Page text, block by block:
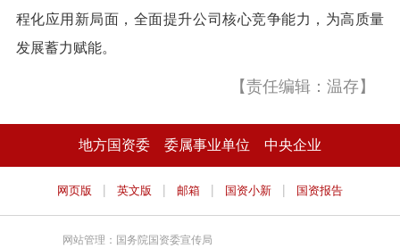
程化应用新局面，全面提升公司核心竞争能力，为高质量
发展蓄力赋能。
【责任编辑：温存】
地方国资委 委属事业单位 中央企业
网页版 | 英文版 | 邮箱 | 国资小新 | 国资报告
网站管理：国务院国资委宣传局